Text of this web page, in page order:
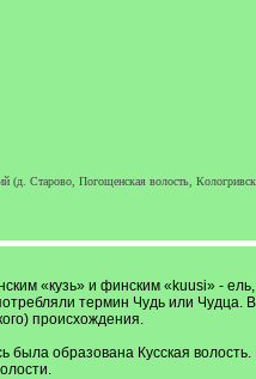
Старово, Погощенская волость,
«кузь» и финским «kuusi» -
термин Чудь или Чудца.
происхождения.
образована Кусская